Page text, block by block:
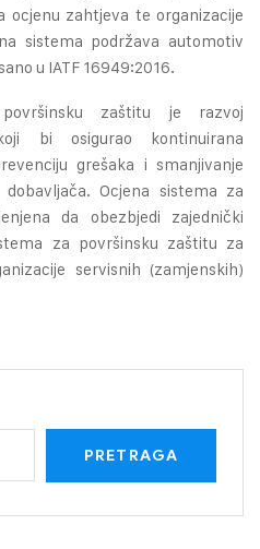
ocjenu zahtjeva te organizacije
sistema podržava automotiv
u IATF 16949:2016.
zaštitu je razvoj
bi osigurao kontinuirana
grešaka i smanjivanje
Ocjena sistema za
da obezbjedi zajednički
za površinsku zaštitu za
servisnih (zamjenskih)
PRETRAGA